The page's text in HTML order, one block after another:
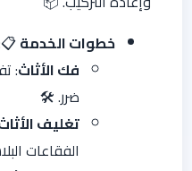
خطوات الخدمة
فك الأثاث:
ضرر. 🛠️
تغليف
الفقاعات